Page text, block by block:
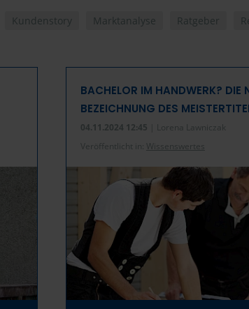
Kundenstory Marktanalyse Ratgeber
BACHELOR IM HANDWERK? DIE
BEZEICHNUNG DES
04.11.2024 12:45
| Lorena Lawniczak
Veröffentlicht in: Wissenswertes